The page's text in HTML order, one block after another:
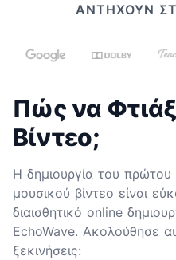
ΑΝΤΗΧΟΎΝ
Πώς να
Βίντεο;
Η δημιουργία του
μουσικού βίντεο είναι
διαισθητικό online
EchoWave. Ακολούθησε
ξεκινήσεις: